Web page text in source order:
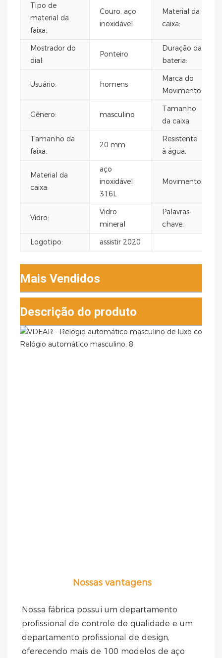
Tipo de
material da
faixa:
Couro, aço
inoxidável
Material da
caixa:
Mostrador do
dial:
Ponteiro
Duração da
bateria:
Usuário: homens
Marca do
Movimento:
Gênero: masculino
Tamanho
da caixa:
Tamanho da
faixa:
20 mm
Resistente
à água:
Material da
caixa:
aço
inoxidável
316L
Movimento:
Vidro:
Vidro
mineral
Palavras-
chave:
Logotipo:
assistir 2020
Mais Vendidos
Descrição do produto
Nossas vantagens
Nossa fábrica possui um departamento
profissional de controle de qualidade e um
departamento profissional de design,
oferecendo mais de 100 modelos de aço